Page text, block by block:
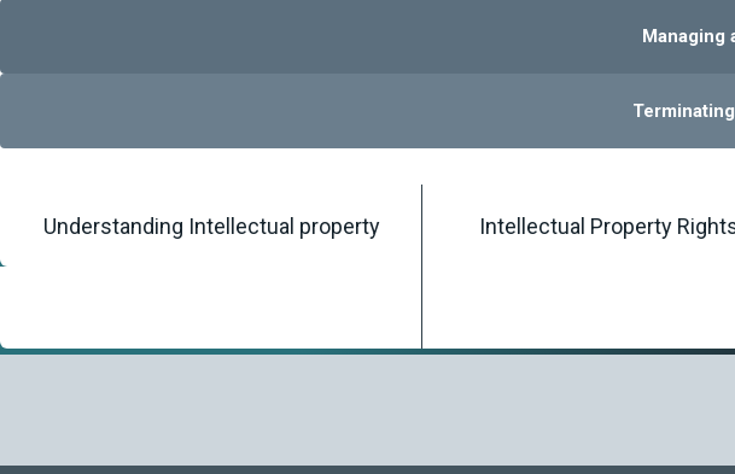
Managing
Understanding Intellectual property Intellectual Property